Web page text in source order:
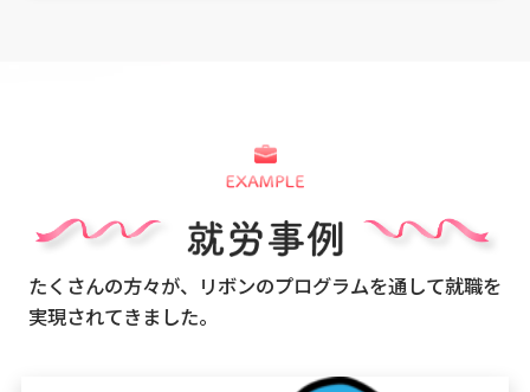
たくさんの方々が、リボンのプログラムを通して就職を
実現されてきました。